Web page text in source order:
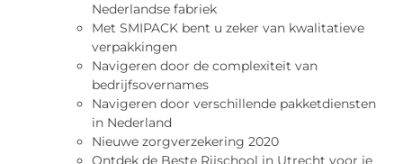
Nederlandse fabriek
Met SMIPACK bent u zeker van kwalitatieve
verpakkingen
Navigeren door de complexiteit van
bedrijfsovernames
Navigeren door verschillende pakketdiensten
in Nederland
Nieuwe zorgverzekering 2020
Ontdek de Beste Rijschool in Utrecht voor je